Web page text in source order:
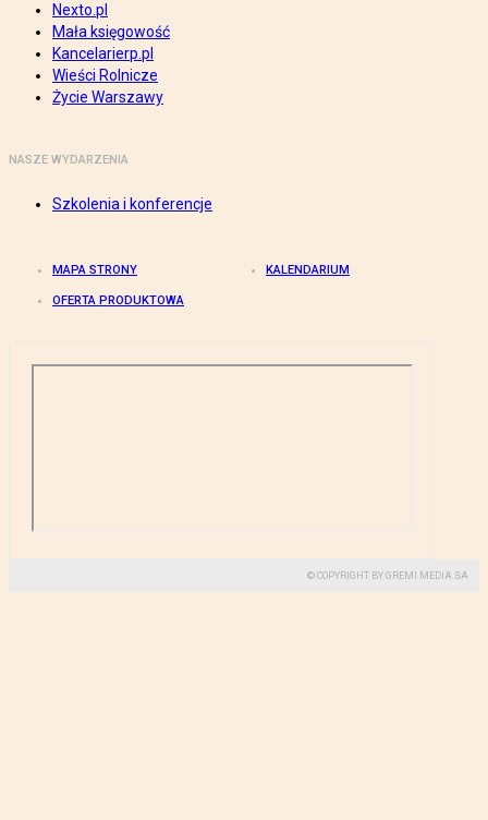
Nexto.pl
Mała księgowość
Kancelarierp.pl
Wieści Rolnicze
Życie Warszawy
NASZE WYDARZENIA
Szkolenia i konferencje
MAPA STRONY KALENDARIUM
OFERTA PRODUKTOWA
© COPYRIGHT BY GREMI MEDIA SA